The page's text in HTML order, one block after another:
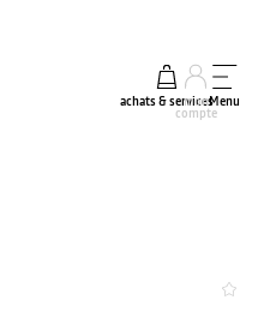
achats & services
mon
compte
Menu